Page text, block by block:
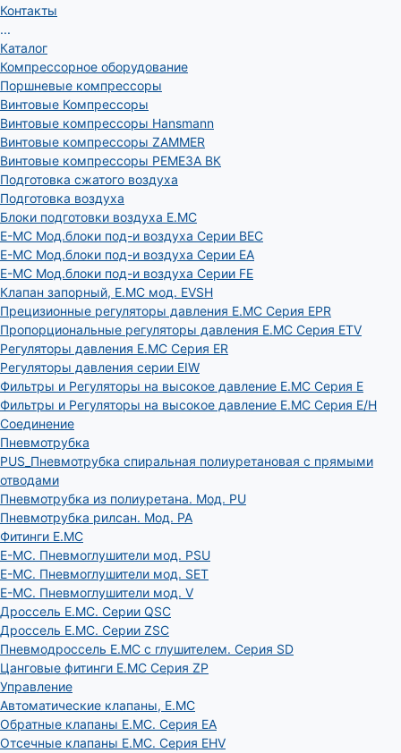
Контакты
...
Каталог
Компрессорное оборудование
Поршневые компрессоры
Винтовые Компрессоры
Винтовые компрессоры Hansmann
Винтовые компрессоры ZAMMER
Винтовые компрессоры РЕМЕЗА ВК
Подготовка сжатого воздуха
Подготовка воздуха
Блоки подготовки воздуха E.MC
E-MC Мод.блоки под-и воздуха Серии BEC
E-MC Мод.блоки под-и воздуха Серии EA
E-MC Мод.блоки под-и воздуха Серии FE
Клапан запорный, E.MC мод. EVSH
Прецизионные регуляторы давления E.MC Серия EPR
Пропорциональные регуляторы давления E.MC Серия ETV
Регуляторы давления E.MC Серия ER
Регуляторы давления серии EIW
Фильтры и Регуляторы на высокое давление E.MC Серия E
Фильтры и Регуляторы на высокое давление E.MC Серия E/H
Соединение
Пневмотрубка
PUS_Пневмотрубка спиральная полиуретановая с прямыми
отводами
Пневмотрубка из полиуретана. Мод. РU
Пневмотрубка рилсан. Мод. PA
Фитинги E.MC
E-MC. Пневмоглушители мод. PSU
E-MC. Пневмоглушители мод. SET
E-MC. Пневмоглушители мод. V
Дроссель E.MC. Серии QSC
Дроссель E.MC. Серии ZSC
Пневмодроссель E.MC с глушителем. Серия SD
Цанговые фитинги E.MC Серия ZP
Управление
Автоматические клапаны, Е.МС
Обратные клапаны E.MC. Серия EA
Отсечные клапаны E.MC. Серия EHV